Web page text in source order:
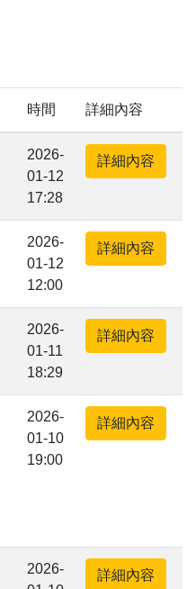
時間 詳細內容
2026-
01-12
17:28
詳細內容
2026-
01-12
12:00
詳細內容
2026-
01-11
18:29
詳細內容
2026-
01-10
19:00
詳細內容
2026-
詳細內容